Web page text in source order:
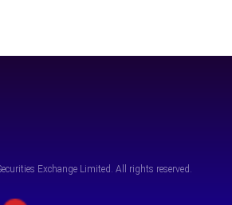
Exchange Limited. All rights reserved.